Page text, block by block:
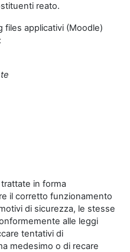
reato.
files applicativi (Moodle)
in forma
il corretto funzionamento
di sicurezza, le stesse
alle leggi
tentativi di
medesimo o di recare